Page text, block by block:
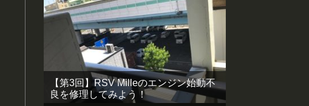
【第3回】RSV Milleのエンジン始動不
良を修理してみよう！